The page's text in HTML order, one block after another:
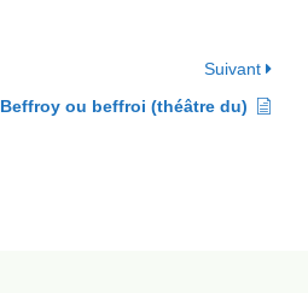
Suivant
Beffroy ou beffroi (théâtre du)